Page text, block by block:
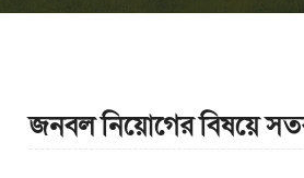
জনবল নিয়োগের বিষয়ে